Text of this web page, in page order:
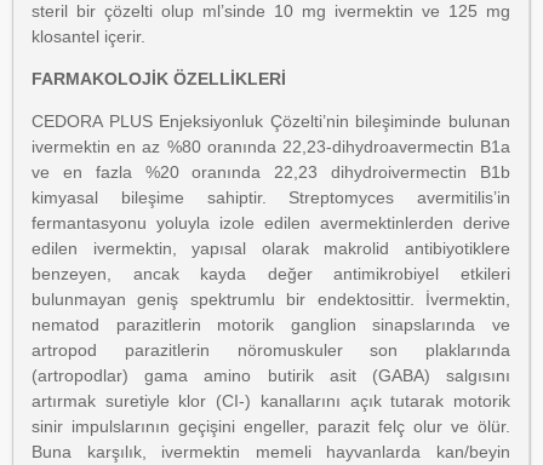
steril bir çözelti olup ml’sinde 10 mg ivermektin ve 125 mg
klosantel içerir.
FARMAKOLOJİK ÖZELLİKLERİ
CEDORA PLUS Enjeksiyonluk Çözelti’nin bileşiminde bulunan
ivermektin en az %80 oranında 22,23-dihydroavermectin B1a
ve en fazla %20 oranında 22,23 dihydroivermectin B1b
kimyasal bileşime sahiptir. Streptomyces avermitilis’in
fermantasyonu yoluyla izole edilen avermektinlerden derive
edilen ivermektin, yapısal olarak makrolid antibiyotiklere
benzeyen, ancak kayda değer antimikrobiyel etkileri
bulunmayan geniş spektrumlu bir endektosittir. İvermektin,
nematod parazitlerin motorik ganglion sinapslarında ve
artropod parazitlerin nöromuskuler son plaklarında
(artropodlar) gama amino butirik asit (GABA) salgısını
artırmak suretiyle klor (CI-) kanallarını açık tutarak motorik
sinir impulslarının geçişini engeller, parazit felç olur ve ölür.
Buna karşılık, ivermektin memeli hayvanlarda kan/beyin